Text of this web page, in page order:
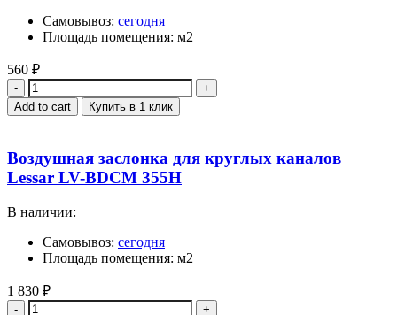
Самовывоз: сегодня
Площадь помещения: м2
560 ₽
Quantity
Add to cart Купить в 1 клик
Воздушная заслонка для круглых каналов
Lessar LV-BDCM 355H
В наличии:
Самовывоз: сегодня
Площадь помещения: м2
1 830 ₽
Quantity